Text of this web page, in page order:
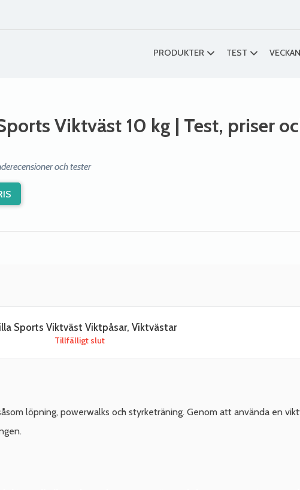
PRODUKTER TEST
Viktväst 10 kg | Test, priser
och tester
Sports Viktväst Viktpåsar, Viktvästar
Tillfälligt slut
löpning, powerwalks och styrketräning. Genom att använda en